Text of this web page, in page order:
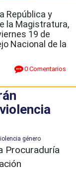
República y
la Magistratura,
19 de
Nacional de la
0 Comentarios
Procuraduría